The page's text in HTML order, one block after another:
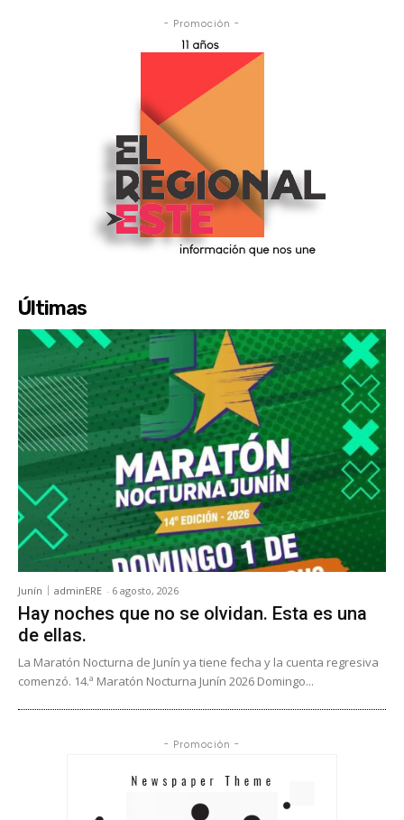
- Promoción -
Últimas
Junín adminERE - 6 agosto, 2026
Hay noches que no se olvidan. Esta es una
de ellas.
La Maratón Nocturna de Junín ya tiene fecha y la cuenta regresiva
comenzó. 14.ª Maratón Nocturna Junín 2026 Domingo...
- Promoción -